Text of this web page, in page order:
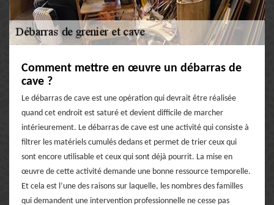
Comment mettre en œuvre un débarras de
cave ?
Le débarras de cave est une opération qui devrait être réalisée
quand cet endroit est saturé et devient difficile de marcher
intérieurement. Le débarras de cave est une activité qui consiste à
filtrer les matériels cumulés dedans et permet de trier ceux qui
sont encore utilisable et ceux qui sont déjà pourrit. La mise en
œuvre de cette activité demande une bonne ressource temporelle.
Et cela est l’une des raisons sur laquelle, les nombres des familles
qui demandent une intervention professionnelle ne cesse pas